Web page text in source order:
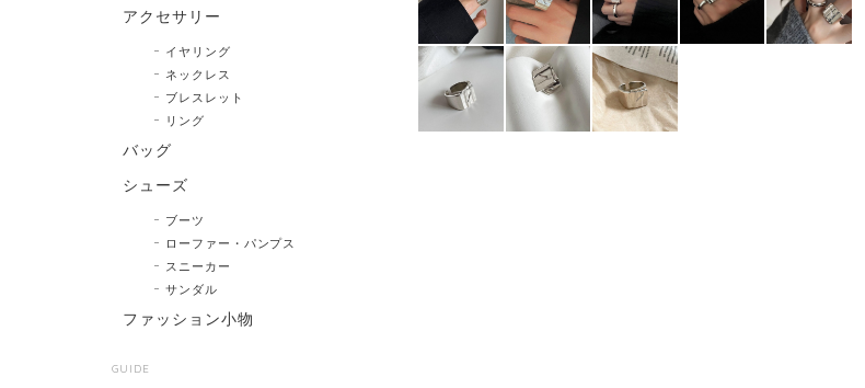
アクセサリー
イヤリング
ネックレス
ブレスレット
リング
バッグ
シューズ
ブーツ
ローファー・パンプス
スニーカー
サンダル
ファッション小物
GUIDE